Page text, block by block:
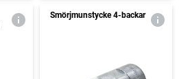
Smörjmunstycke 4-backar